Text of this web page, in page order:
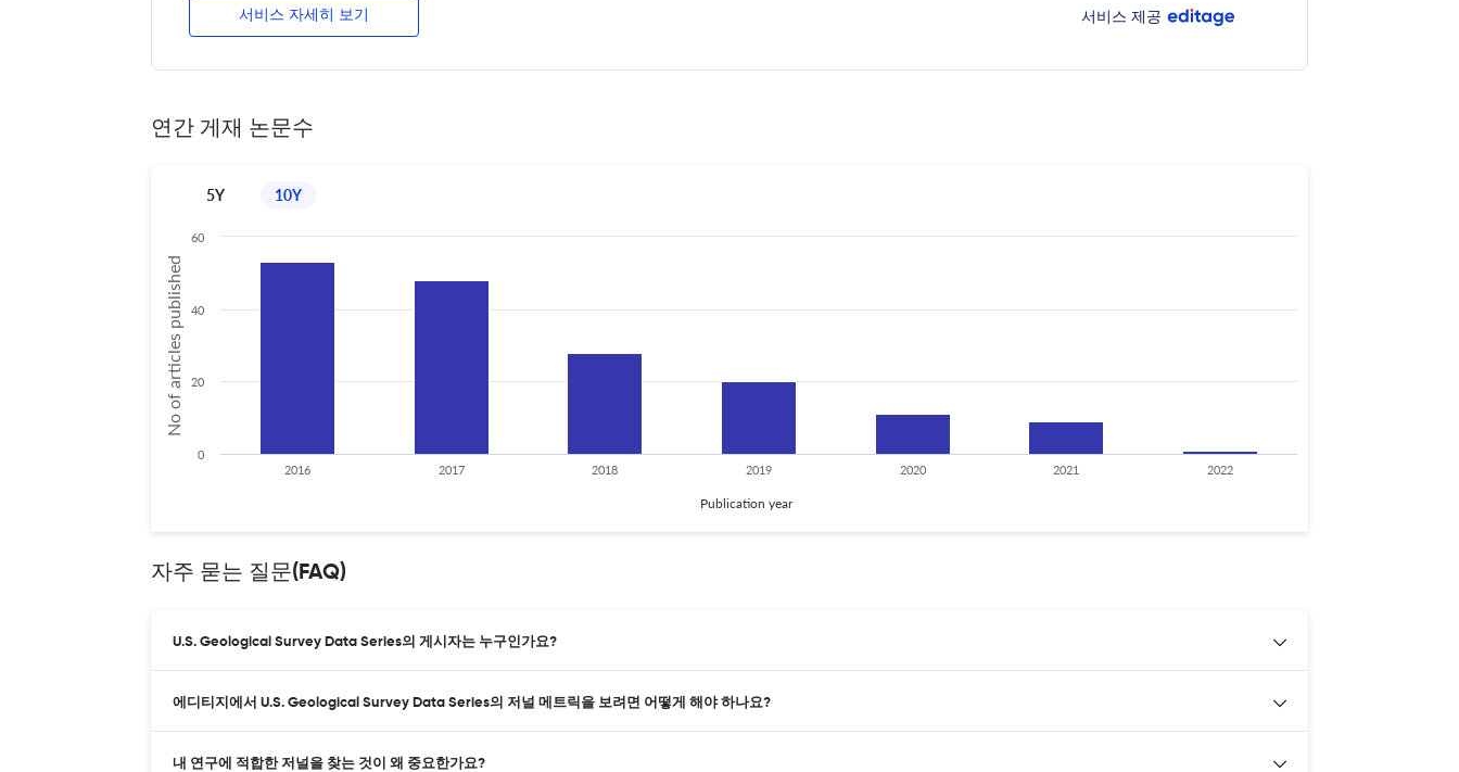
서비스 자세히 보기 서비스 제공
연간 게재 논문수
5Y 10Y
No of articles published
Publication year
2016 2017 2018 2019 2020 2021 2022
0
20
40
60
자주 묻는 질문(FAQ)
U.S. Geological Survey Data Series의 게시자는 누구인가요?
에디티지에서 U.S. Geological Survey Data Series의 저널 메트릭을 보려면 어떻게 해야 하나요?
내 연구에 적합한 저널을 찾는 것이 왜 중요한가요?